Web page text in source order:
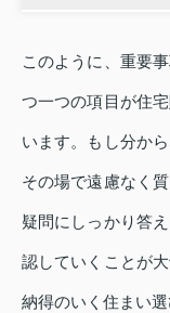
このように、重要
つ一つの項目が住
います。もし分か
その場で遠慮なく
疑問にしっかり答
認していくことが
納得のいく住まい選